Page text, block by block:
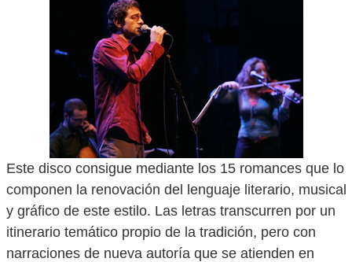
Este disco consigue mediante los 15 romances que lo
componen la renovación del lenguaje literario, musical
y gráfico de este estilo. Las letras transcurren por un
itinerario temático propio de la tradición, pero con
narraciones de nueva autoría que se atienden en